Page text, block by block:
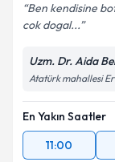
Ben kendisine
cok dogal...
Uzm. Dr. Aida
Atatürk mahallesi
En Yakın Saatler
11:00